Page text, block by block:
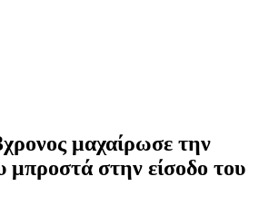
μαχαίρωσε την
μπροστά στην είσοδο του